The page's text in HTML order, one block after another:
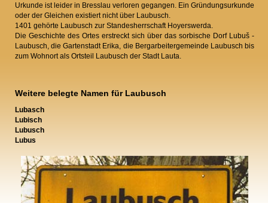
Urkunde ist leider in Bresslau verloren gegangen. Ein Gründungsurkunde
oder der Gleichen existiert nicht über Laubusch.
1401 gehörte Laubusch zur Standesherrschaft Hoyerswerda.
Die Geschichte des Ortes erstreckt sich über das sorbische Dorf Lubuš -
Laubusch, die Gartenstadt Erika, die Bergarbeitergemeinde Laubusch bis
zum Wohnort als Ortsteil Laubusch der Stadt Lauta.
Weitere belegte Namen für Laubusch
Lubasch
Lubisch
Lubusch
Lubus